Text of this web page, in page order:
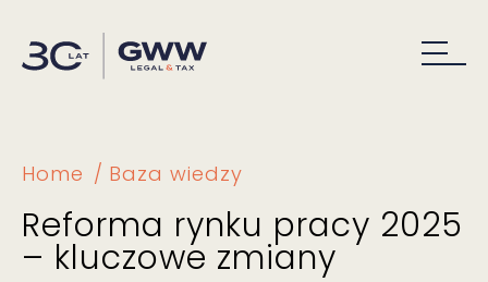
Home Baza wiedzy
Reforma rynku pracy 2025
– kluczowe zmiany